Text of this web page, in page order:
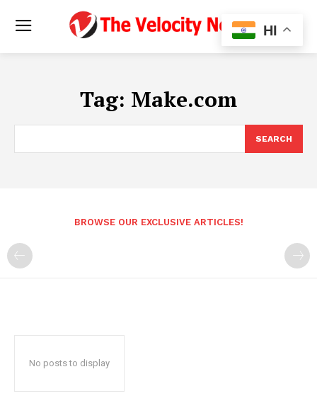
Tag: Make.com
SEARCH
BROWSE OUR EXCLUSIVE ARTICLES!
No posts to display
HI